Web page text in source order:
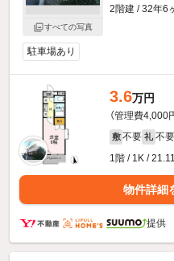
すべての写真
2階建 / 32年6
駐車場あり
3.6万円
（管理費4,000
敷 不要 礼 不要
1階 / 1K /
物件詳細
提供